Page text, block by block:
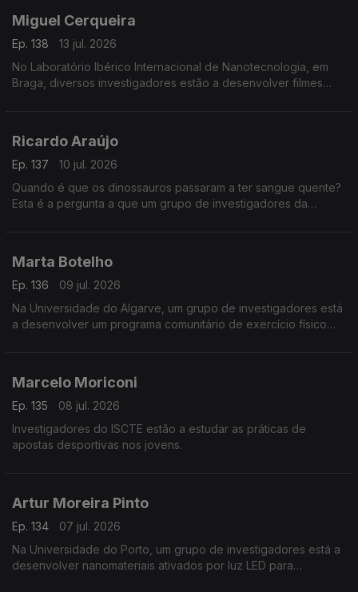
Miguel Cerqueira
Ep. 138
13 jul. 2026
No Laboratório Ibérico Internacional de Nanotecnologia, em
Braga, diversos investigadores estão a desenvolver filmes
Ricardo Araújo
Ep. 137
10 jul. 2026
Quando é que os dinossauros passaram a ter sangue quente?
Esta é a pergunta a que um grupo de investigadores da
Marta Botelho
Ep. 136
09 jul. 2026
Na Universidade do Algarve, um grupo de investigadores está
a desenvolver um programa comunitário de exercício físico
Marcelo Moriconi
Ep. 135
08 jul. 2026
Investigadores do ISCTE estão a estudar as práticas de
apostas desportivas nos jovens.
Artur Moreira Pinto
Ep. 134
07 jul. 2026
Na Universidade do Porto, um grupo de investigadores está a
desenvolver nanomateriais ativados por luz LED para